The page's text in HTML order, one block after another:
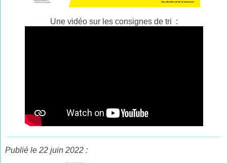
Une vidéo sur les consignes de tri :
Publié le 22 juin 2022 :